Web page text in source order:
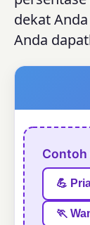
dekat
Anda
💪
🏃